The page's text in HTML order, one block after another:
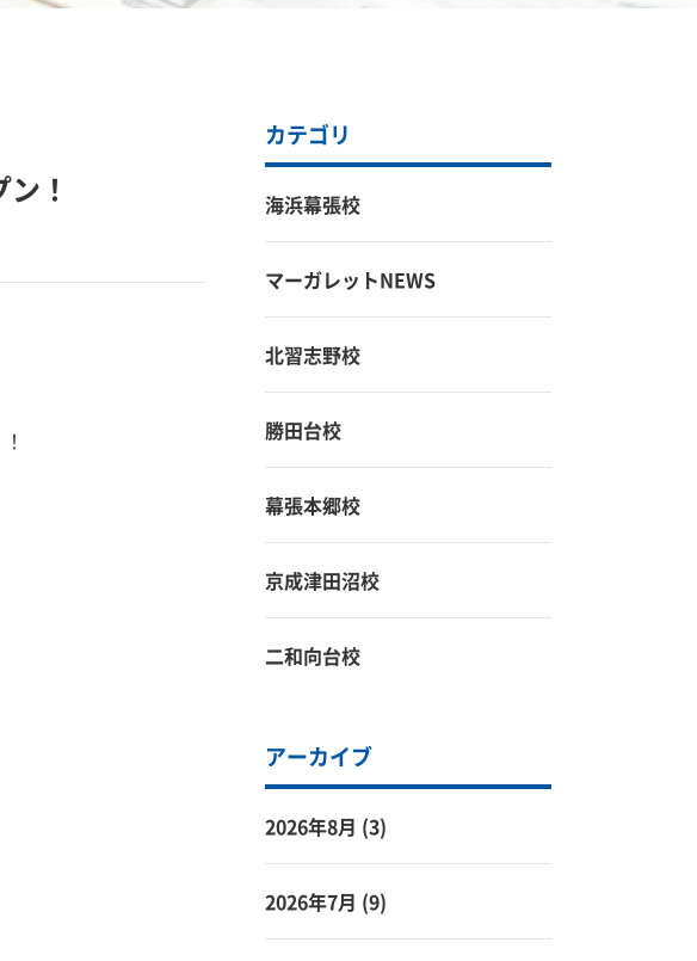
！
カテゴリ
海浜幕張校
マーガレットNEWS
北習志野校
勝田台校
幕張本郷校
京成津田沼校
二和向台校
アーカイブ
2026年8月 (3)
2026年7月 (9)